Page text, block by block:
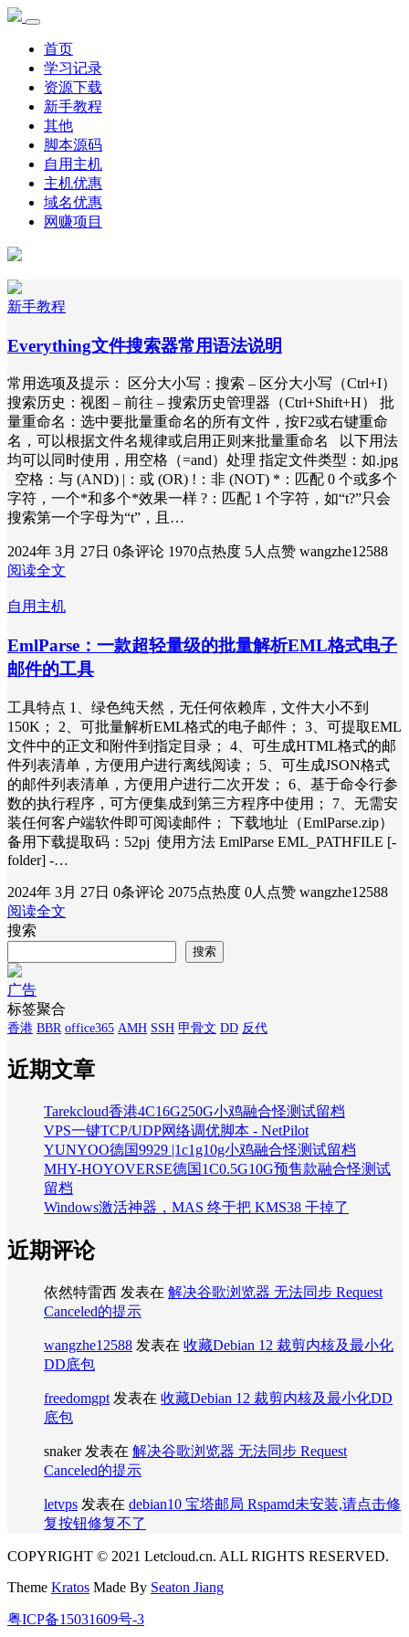
首页
学习记录
资源下载
新手教程
其他
脚本源码
自用主机
主机优惠
域名优惠
网赚项目
新手教程
Everything文件搜索器常用语法说明
常用选项及提示： 区分大小写：搜索 – 区分大小写（Ctrl+I）
搜索历史：视图 – 前往 – 搜索历史管理器（Ctrl+Shift+H） 批
量重命名：选中要批量重命名的所有文件，按F2或右键重命
名，可以根据文件名规律或启用正则来批量重命名 以下用法
均可以同时使用，用空格（=and）处理 指定文件类型：如.jpg
空格：与 (AND) |：或 (OR) !：非 (NOT) *：匹配 0 个或多个
字符，一个*和多个*效果一样 ?：匹配 1 个字符，如“t?”只会
搜索第一个字母为“t”，且…
2024年 3月 27日 0条评论 1970点热度 5人点赞 wangzhe12588
阅读全文
自用主机
EmlParse：一款超轻量级的批量解析EML格式电子
邮件的工具
工具特点 1、绿色纯天然，无任何依赖库，文件大小不到
150K； 2、可批量解析EML格式的电子邮件； 3、可提取EML
文件中的正文和附件到指定目录； 4、可生成HTML格式的邮
件列表清单，方便用户进行离线阅读； 5、可生成JSON格式
的邮件列表清单，方便用户进行二次开发； 6、基于命令行参
数的执行程序，可方便集成到第三方程序中使用； 7、无需安
装任何客户端软件即可阅读邮件； 下载地址（EmlParse.zip）
备用下载提取码：52pj 使用方法 EmlParse EML_PATHFILE [-
folder] -…
2024年 3月 27日 0条评论 2075点热度 0人点赞 wangzhe12588
阅读全文
搜索
搜索
广告
标签聚合
香港 BBR office365 AMH SSH 甲骨文 DD 反代
近期文章
Tarekcloud香港4C16G250G小鸡融合怪测试留档
VPS一键TCP/UDP网络调优脚本 - NetPilot
YUNYOO德国9929 |1c1g10g小鸡融合怪测试留档
MHY-HOYOVERSE德国1C0.5G10G预售款融合怪测试
留档
Windows激活神器，MAS 终于把 KMS38 干掉了
近期评论
依然特雷西 发表在 解决谷歌浏览器 无法同步 Request
Canceled的提示
wangzhe12588 发表在 收藏Debian 12 裁剪内核及最小化
DD底包
freedomgpt 发表在 收藏Debian 12 裁剪内核及最小化DD
底包
snaker发表在 解决谷歌浏览器 无法同步 Request
Canceled的提示
letvps 发表在 debian10 宝塔邮局 Rspamd未安装,请点击修
复按钮修复不了
COPYRIGHT © 2021 Letcloud.cn. ALL RIGHTS RESERVED.
Theme Kratos Made By Seaton Jiang
粤ICP备15031609号-3